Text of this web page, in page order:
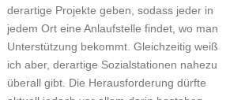
derartige Projekte geben, sodass jeder in
jedem Ort eine Anlaufstelle findet, wo man
Unterstützung bekommt. Gleichzeitig weiß
ich aber, derartige Sozialstationen nahezu
überall gibt. Die Herausforderung dürfte